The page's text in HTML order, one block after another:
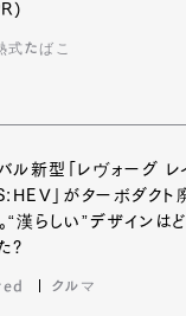
式たばこ
ル新型「レヴォーグ レ
」がターボダクト
“漢らしい”デザインは
?
クルマ